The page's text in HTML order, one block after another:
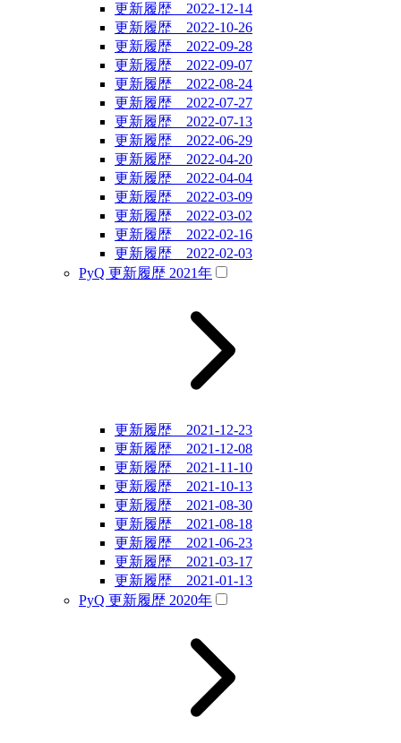
更新履歴 2022-12-14
更新履歴 2022-10-26
更新履歴 2022-09-28
更新履歴 2022-09-07
更新履歴 2022-08-24
更新履歴 2022-07-27
更新履歴 2022-07-13
更新履歴 2022-06-29
更新履歴 2022-04-20
更新履歴 2022-04-04
更新履歴 2022-03-09
更新履歴 2022-03-02
更新履歴 2022-02-16
更新履歴 2022-02-03
PyQ 更新履歴 2021年
更新履歴 2021-12-23
更新履歴 2021-12-08
更新履歴 2021-11-10
更新履歴 2021-10-13
更新履歴 2021-08-30
更新履歴 2021-08-18
更新履歴 2021-06-23
更新履歴 2021-03-17
更新履歴 2021-01-13
PyQ 更新履歴 2020年